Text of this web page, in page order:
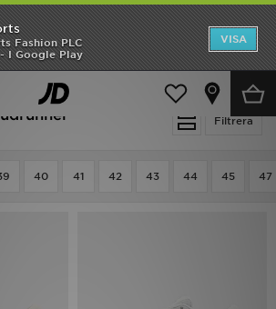
Fashion PLC
- I Google Play
VISA
för skolstarten
Filtrera
40 41 42 43 44 45 47